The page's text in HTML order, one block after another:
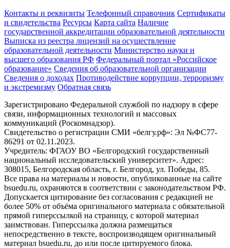
Контакты и реквизиты Телефонный справочник Сертификаты
и свидетельства Ресурсы Карта сайта Наличие
государственной аккредитации образовательной деятельности
Выписка из реестра лицензий на осуществление
образовательной деятельности Министерствo науки и
высшего образования РФ Федеральный портал «Российское
образование» Сведения об образовательной организации
Сведения о доходах Противодействие коррупции, терроризму
и экстремизму Обратная связь
Зарегистрировано Федеральной службой по надзору в сфере
связи, информационных технологий и массовых
коммуникаций (Роскомнадзор).
Свидетельство о регистрации СМИ «белгу.рф»: Эл №ФС77-
86291 от 02.11.2023.
Учредитель: ФГАОУ ВО «Белгородский государственный
национальный исследовательский университет». Адрес:
308015, Белгородская область, г. Белгород, ул. Победы, 85.
Все права на материалы и новости, опубликованные на сайте
bsuedu.ru, охраняются в соответствии с законодательством РФ.
Допускается цитирование без согласования с редакцией не
более 50% от объёма оригинального материала с обязательной
прямой гиперссылкой на страницу, с которой материал
заимствован. Гиперссылка должна размещаться
непосредственно в тексте, воспроизводящем оригинальный
материал bsuedu.ru, до или после цитируемого блока.